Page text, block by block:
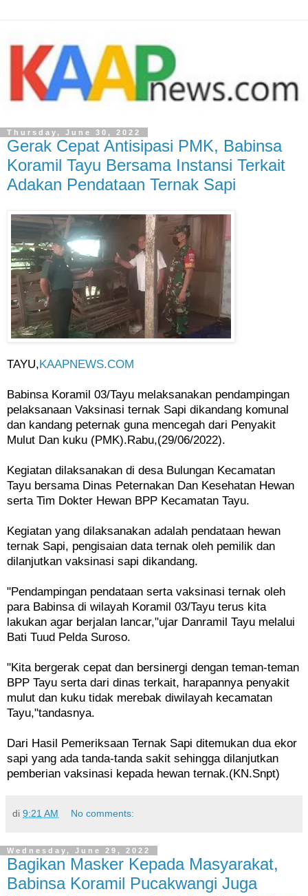
Thursday, June 30, 2022
Gerak Cepat Antisipasi PMK, Babinsa
Koramil Tayu Bersama Instansi Terkait
Adakan Pendataan Ternak Sapi
TAYU, KAAPNEWS.COM
Babinsa Koramil 03/Tayu melaksanakan pendampingan
pelaksanaan Vaksinasi ternak Sapi dikandang komunal
dan kandang peternak guna mencegah dari Penyakit
Mulut Dan kuku (PMK).Rabu,(29/06/2022).
Kegiatan dilaksanakan di desa Bulungan Kecamatan
Tayu bersama Dinas Peternakan Dan Kesehatan Hewan
serta Tim Dokter Hewan BPP Kecamatan Tayu.
Kegiatan yang dilaksanakan adalah pendataan hewan
ternak Sapi, pengisaian data ternak oleh pemilik dan
dilanjutkan vaksinasi sapi dikandang.
"Pendampingan pendataan serta vaksinasi ternak oleh
para Babinsa di wilayah Koramil 03/Tayu terus kita
lakukan agar berjalan lancar,"ujar Danramil Tayu melalui
Bati Tuud Pelda Suroso.
"Kita bergerak cepat dan bersinergi dengan teman-teman
BPP Tayu serta dari dinas terkait, harapannya penyakit
mulut dan kuku tidak merebak diwilayah kecamatan
Tayu,"tandasnya.
Dari Hasil Pemeriksaan Ternak Sapi ditemukan dua ekor
sapi yang ada tanda-tanda sakit sehingga dilanjutkan
pemberian vaksinasi kepada hewan ternak.(KN.Snpt)
di 9:21 AM No comments:
Wednesday, June 29, 2022
Bagikan Masker Kepada Masyarakat,
Babinsa Koramil Pucakwangi Juga